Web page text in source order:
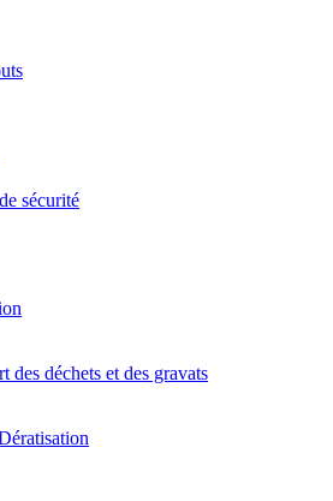
sécurité
des déchets et des gravats